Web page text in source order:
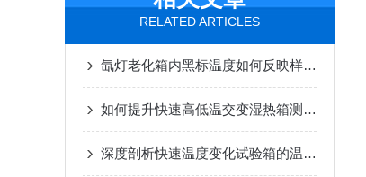
RELATED ARTICLES
氙灯老化箱内黑标温度如何反映样品表面的温度变化？
如何提升快速高低温交变湿热箱测试效率？
深度剖析快速温度变化试验箱的温度控制技术要点